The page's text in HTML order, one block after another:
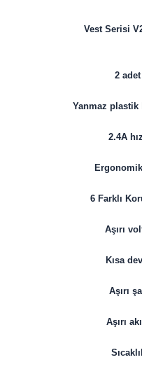
Vest Serisi
2 adet
Yanmaz
2.4A
6 Farklı
Aşırı
Kısa
Aşırı
Aşırı